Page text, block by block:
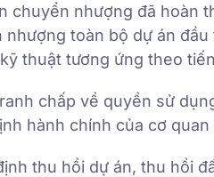
chuyển nhượng đã hoàn
toàn bộ dự án
thuật tương ứng theo
chấp về quyền sử
hành chính của cơ
thu hồi dự án, thu hồi